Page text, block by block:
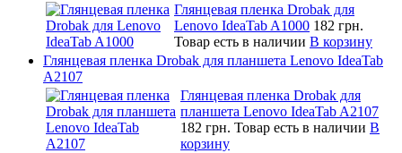
Глянцевая пленка Drobak для
Lenovo IdeaTab A1000 182 грн.
Товар есть в наличии В корзину
Глянцевая пленка Drobak для планшета Lenovo IdeaTab
A2107
Глянцевая пленка Drobak для
планшета Lenovo IdeaTab A2107
182 грн. Товар есть в наличии В
корзину